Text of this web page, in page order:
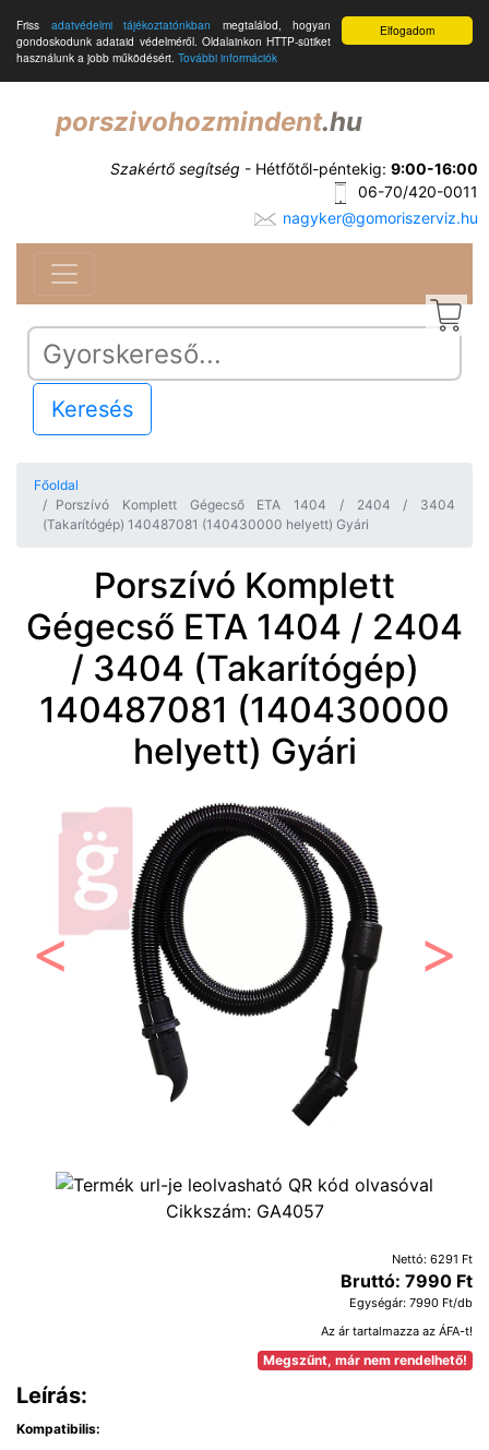
Elfogadom
Friss adatvédelmi tájékoztatónkban megtalálod, hogyan
gondoskodunk adataid védelméről. Oldalainkon HTTP-sütiket
használunk a jobb működésért. További információk
porszivohozmindent.hu
Szakértő segítség - Hétfőtől-péntekig: 9:00-16:00
06-70/420-0011
nagyker@gomoriszerviz.hu
Keresés
Főoldal
Porszívó Komplett Gégecső ETA 1404 / 2404 / 3404
(Takarítógép) 140487081 (140430000 helyett) Gyári
Porszívó Komplett
Gégecső ETA 1404 / 2404
/ 3404 (Takarítógép)
140487081 (140430000
helyett) Gyári
Előző
Cikkszám: GA4057
Nettó: 6291 Ft
Bruttó: 7990 Ft
Egységár: 7990 Ft/db
Az ár tartalmazza az ÁFA-t!
Megszűnt, már nem rendelhető!
Leírás:
Kompatibilis: